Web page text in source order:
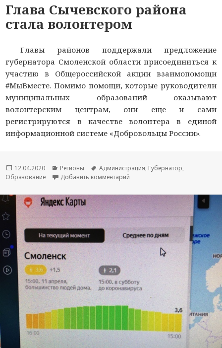
Глава Сычевского района
стала волонтером
Главы районов поддержали предложение
губернатора Смоленской области присоединиться к
участию в Общероссийской акции взаимопомощи
#МыВместе. Помимо помощи, которые руководители
муниципальных образований оказывают
волонтерским центрам, они еще и сами
регистрируются в качестве волонтера в единой
информационной системе «Добровольцы России».
Опубликовано
12.04.2020 Рубрики
Регионы Метки
Администрация, Губернатор,
Образование
Добавить комментарий